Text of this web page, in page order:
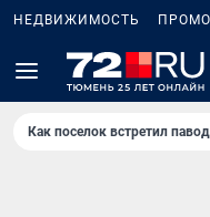
НЕДВИЖИМОСТЬ
Как поселок встретил